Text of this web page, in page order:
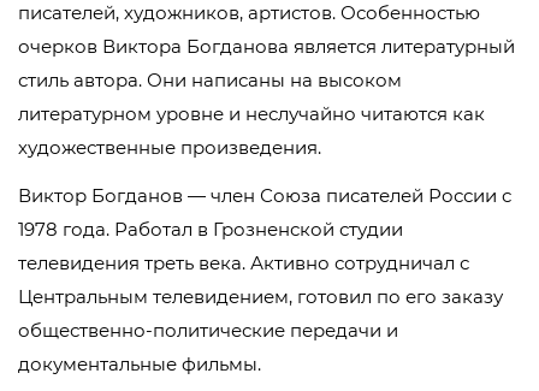
писателей, художников, артистов. Особенностью
очерков Виктора Богданова является литературный
стиль автора. Они написаны на высоком
литературном уровне и неслучайно читаются как
художественные произведения.
Виктор Богданов — член Союза писателей России с
1978 года. Работал в Грозненской студии
телевидения треть века. Активно сотрудничал с
Центральным телевидением, готовил по его заказу
общественно-политические передачи и
документальные фильмы.